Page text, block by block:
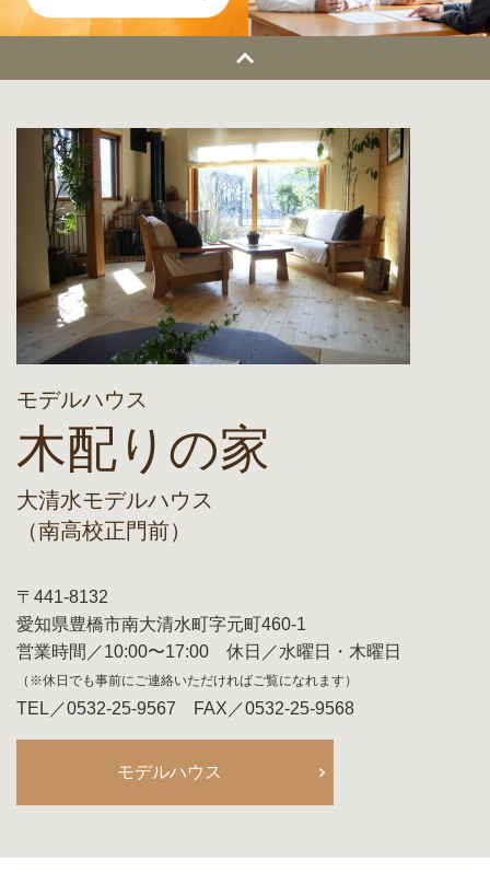
モデルハウス
木配りの家
大清水モデルハウス
（南高校正門前）
〒441-8132
愛知県豊橋市南大清水町字元町460-1
営業時間／10:00〜17:00 休日／水曜日・木曜日
（※休日でも事前にご連絡いただければご覧になれます）
TEL／0532-25-9567 FAX／0532-25-9568
モデルハウス